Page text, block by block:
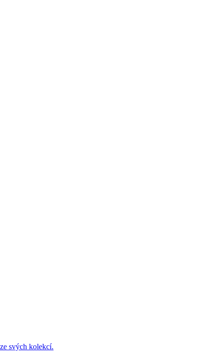
svých kolekcí.